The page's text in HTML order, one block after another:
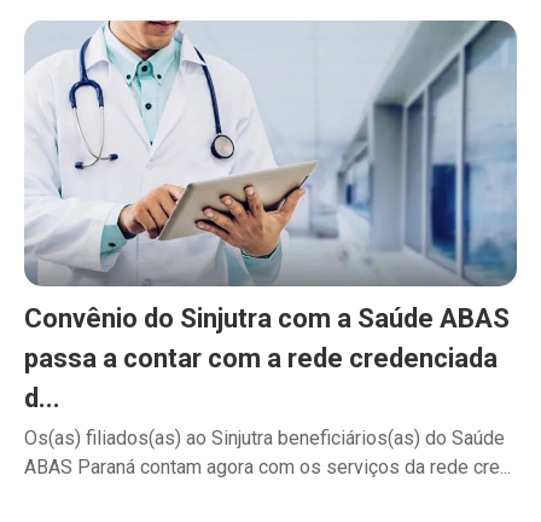
Convênio do Sinjutra com a Saúde ABAS
passa a contar com a rede credenciada
d...
Os(as) filiados(as) ao Sinjutra beneficiários(as) do Saúde
ABAS Paraná contam agora com os serviços da rede cre...